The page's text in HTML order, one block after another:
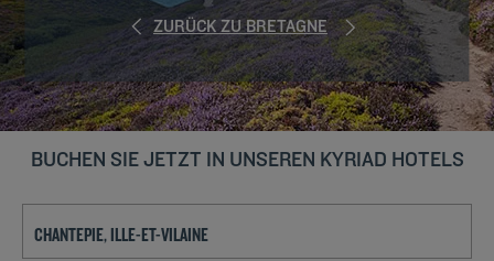
ZURÜCK ZU BRETAGNE
BUCHEN SIE JETZT IN UNSEREN KYRIAD HOTELS